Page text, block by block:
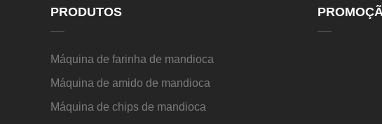
PRODUTOS
Máquina de farinha de mandioca
Máquina de amido de mandioca
Máquina de chips de mandioca